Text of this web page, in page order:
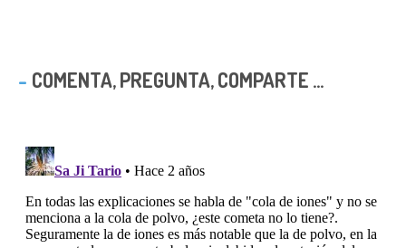
COMENTA, PREGUNTA, COMPARTE ...